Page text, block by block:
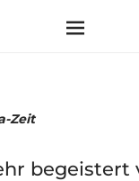
Zeit
begeistert